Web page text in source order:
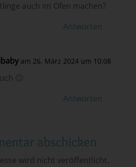
auch im Ofen machen?
Antworten
am 26. März 2024 um 10:08
🙂
Antworten
abschicken
wird nicht veröffentlicht.